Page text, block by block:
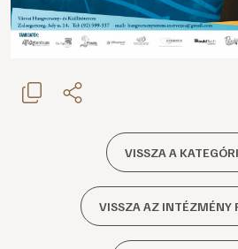
VISSZA A
VISSZA AZ INTÉZMÉNY